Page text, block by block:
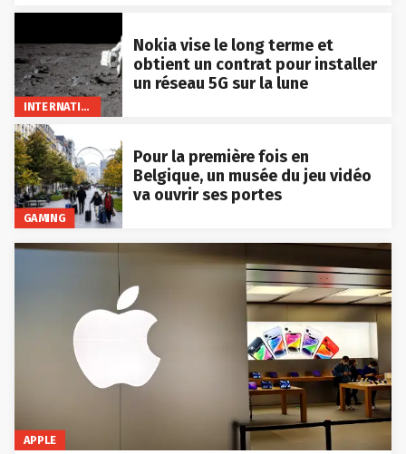
Nokia vise le long terme et
obtient un contrat pour installer
un réseau 5G sur la lune
GAMING
Pour la première fois en
Belgique, un musée du jeu vidéo
va ouvrir ses portes
APPLE